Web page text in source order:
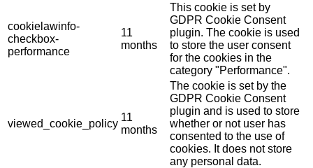
cookielawinfo-
checkbox-
performance
11
months
This cookie is set by
GDPR Cookie Consent
plugin. The cookie is used
to store the user consent
for the cookies in the
category "Performance".
viewed_cookie_policy
11
months
The cookie is set by the
GDPR Cookie Consent
plugin and is used to store
whether or not user has
consented to the use of
cookies. It does not store
any personal data.